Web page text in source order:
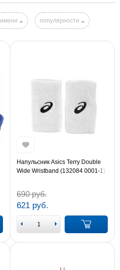
имени популярности
Напульсник Asics Terry Double
Wide Wristband (132084 0001-1)
690 руб.
621 руб.